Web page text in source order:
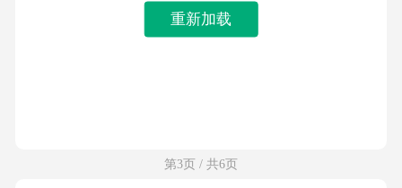
重新加载
第3页 / 共6页